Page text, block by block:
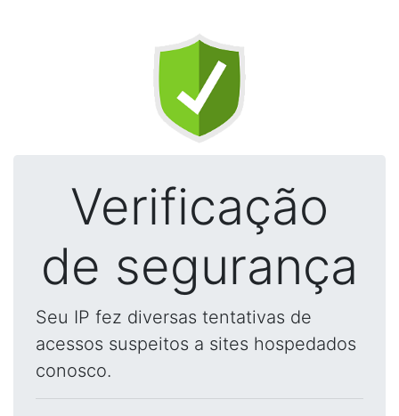
Verificação
de segurança
Seu IP fez diversas tentativas de
acessos suspeitos a sites hospedados
conosco.